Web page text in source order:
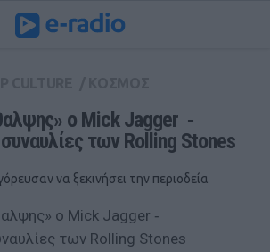
ο Mick Jagger  ‑
των Rolling Stones
να ξεκινήσει την περιοδεία